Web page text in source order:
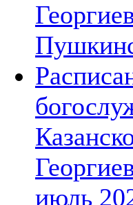
июль